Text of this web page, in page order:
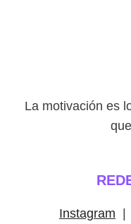
La motivación es
Instagram